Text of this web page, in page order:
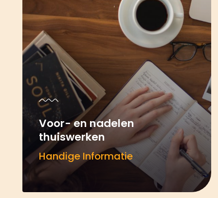
Voor- en nadelen
thuiswerken
Handige Informatie